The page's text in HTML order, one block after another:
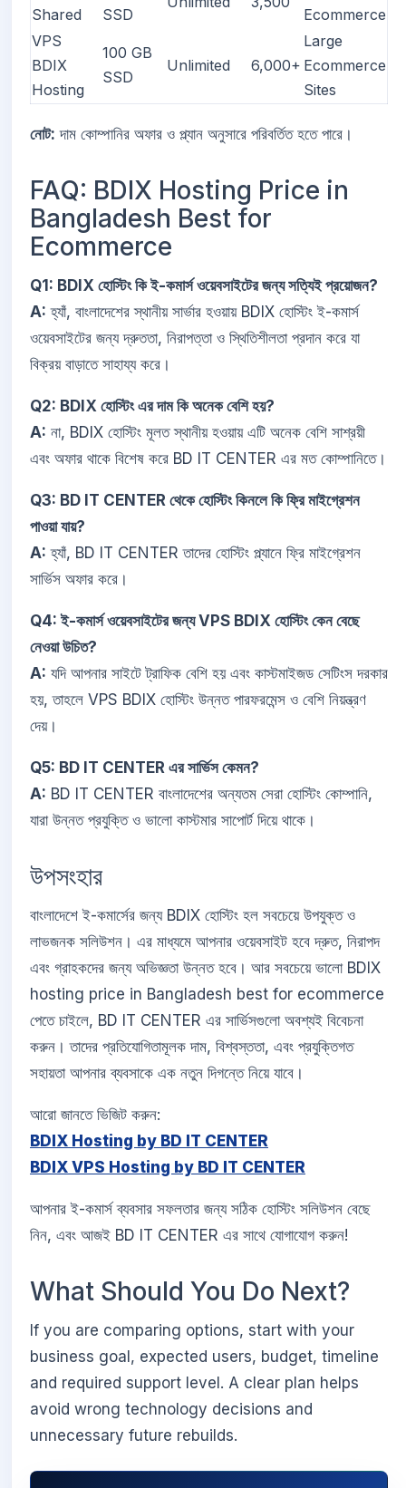
Shared SSD
Ecommerce
VPS
BDIX
Hosting
100 GB
SSD
Unlimited 6,000+
Large
Ecommerce
Sites
নোট: দাম কোম্পানির অফার ও প্ল্যান অনুসারে পরিবর্তিত হতে পারে।
FAQ: BDIX Hosting Price in
Bangladesh Best for
Ecommerce
Q1: BDIX হোস্টিং কি ই-কমার্স ওয়েবসাইটের জন্য সত্যিই প্রয়োজন?
A: হ্যাঁ, বাংলাদেশের স্থানীয় সার্ভার হওয়ায় BDIX হোস্টিং ই-কমার্স
ওয়েবসাইটের জন্য দ্রুততা, নিরাপত্তা ও স্থিতিশীলতা প্রদান করে যা
বিক্রয় বাড়াতে সাহায্য করে।
Q2: BDIX হোস্টিং এর দাম কি অনেক বেশি হয়?
A: না, BDIX হোস্টিং মূলত স্থানীয় হওয়ায় এটি অনেক বেশি সাশ্রয়ী
এবং অফার থাকে বিশেষ করে BD IT CENTER এর মত কোম্পানিতে।
Q3: BD IT CENTER থেকে হোস্টিং কিনলে কি ফ্রি মাইগ্রেশন
পাওয়া যায়?
A: হ্যাঁ, BD IT CENTER তাদের হোস্টিং প্ল্যানে ফ্রি মাইগ্রেশন
সার্ভিস অফার করে।
Q4: ই-কমার্স ওয়েবসাইটের জন্য VPS BDIX হোস্টিং কেন বেছে
নেওয়া উচিত?
A: যদি আপনার সাইটে ট্রাফিক বেশি হয় এবং কাস্টমাইজড সেটিংস দরকার
হয়, তাহলে VPS BDIX হোস্টিং উন্নত পারফরমেন্স ও বেশি নিয়ন্ত্রণ
দেয়।
Q5: BD IT CENTER এর সার্ভিস কেমন?
A: BD IT CENTER বাংলাদেশের অন্যতম সেরা হোস্টিং কোম্পানি,
যারা উন্নত প্রযুক্তি ও ভালো কাস্টমার সাপোর্ট দিয়ে থাকে।
উপসংহার
বাংলাদেশে ই-কমার্সের জন্য BDIX হোস্টিং হল সবচেয়ে উপযুক্ত ও
লাভজনক সলিউশন। এর মাধ্যমে আপনার ওয়েবসাইট হবে দ্রুত, নিরাপদ
এবং গ্রাহকদের জন্য অভিজ্ঞতা উন্নত হবে। আর সবচেয়ে ভালো BDIX
hosting price in Bangladesh best for ecommerce
পেতে চাইলে, BD IT CENTER এর সার্ভিসগুলো অবশ্যই বিবেচনা
করুন। তাদের প্রতিযোগিতামূলক দাম, বিশ্বস্ততা, এবং প্রযুক্তিগত
সহায়তা আপনার ব্যবসাকে এক নতুন দিগন্তে নিয়ে যাবে।
আরো জানতে ভিজিট করুন:
BDIX Hosting by BD IT CENTER
BDIX VPS Hosting by BD IT CENTER
আপনার ই-কমার্স ব্যবসার সফলতার জন্য সঠিক হোস্টিং সলিউশন বেছে
নিন, এবং আজই BD IT CENTER এর সাথে যোগাযোগ করুন!
What Should You Do Next?
If you are comparing options, start with your
business goal, expected users, budget, timeline
and required support level. A clear plan helps
avoid wrong technology decisions and
unnecessary future rebuilds.